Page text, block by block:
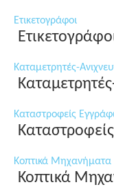
Ετικετογράφοι
Καταμετρητές-
Καταστροφείς
Κοπτικά Μηχανήματα
Κοπτικά